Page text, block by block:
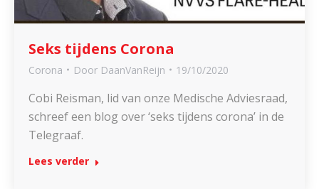
Seks tijdens Corona
Corona Door DaanVanReijn 19/10/2020
Cobi Reisman, lid van onze Medische Adviesraad,
schreef een blog over ‘seks tijdens corona’ in de
Telegraaf.
Lees verder